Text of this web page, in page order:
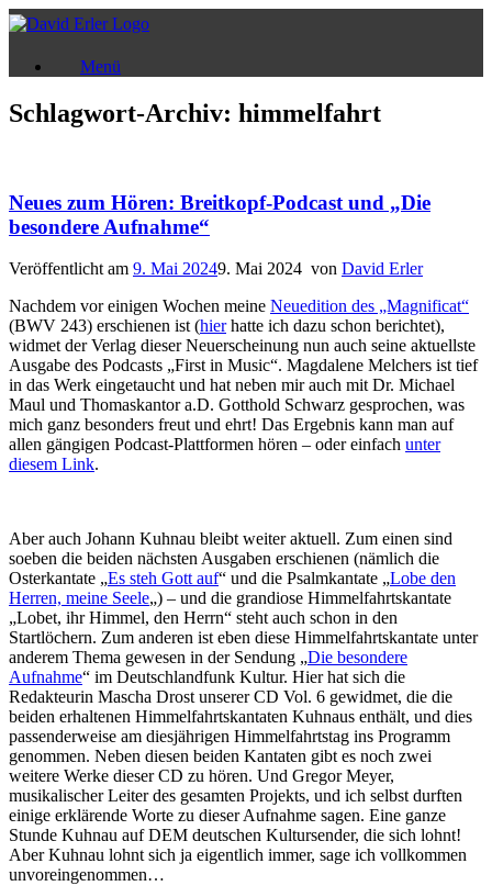
Zum
Inhalt
Menü
Schlagwort-Archiv: himmelfahrt
Neues zum Hören: Breitkopf-Podcast und „Die
besondere Aufnahme“
Veröffentlicht am 9. Mai 20249. Mai 2024 von David Erler
Nachdem vor einigen Wochen meine Neuedition des „Magnificat“
(BWV 243) erschienen ist (hierhatte ich dazu schon berichtet),
widmet der Verlag dieser Neuerscheinung nun auch seine aktuellste
Ausgabe des Podcasts „First in Music“. Magdalene Melchers ist tief
in das Werk eingetaucht und hat neben mir auch mit Dr. Michael
Maul und Thomaskantor a.D. Gotthold Schwarz gesprochen, was
mich ganz besonders freut und ehrt! Das Ergebnis kann man auf
allen gängigen Podcast-Plattformen hören – oder einfach unter
diesem Link.
Aber auch Johann Kuhnau bleibt weiter aktuell. Zum einen sind
soeben die beiden nächsten Ausgaben erschienen (nämlich die
Osterkantate „Es steh Gott auf“ und die Psalmkantate „Lobe den
Herren, meine Seele„) – und die grandiose Himmelfahrtskantate
„Lobet, ihr Himmel, den Herrn“ steht auch schon in den
Startlöchern. Zum anderen ist eben diese Himmelfahrtskantate unter
anderem Thema gewesen in der Sendung „Die besondere
Aufnahme“ im Deutschlandfunk Kultur. Hier hat sich die
Redakteurin Mascha Drost unserer CD Vol. 6 gewidmet, die die
beiden erhaltenen Himmelfahrtskantaten Kuhnaus enthält, und dies
passenderweise am diesjährigen Himmelfahrtstag ins Programm
genommen. Neben diesen beiden Kantaten gibt es noch zwei
weitere Werke dieser CD zu hören. Und Gregor Meyer,
musikalischer Leiter des gesamten Projekts, und ich selbst durften
einige erklärende Worte zu dieser Aufnahme sagen. Eine ganze
Stunde Kuhnau auf DEM deutschen Kultursender, die sich lohnt!
Aber Kuhnau lohnt sich ja eigentlich immer, sage ich vollkommen
unvoreingenommen…